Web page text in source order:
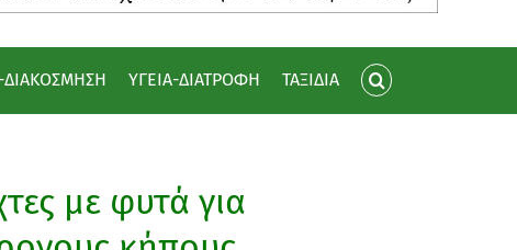
ΔΙΑΚΟΣΜΗΣΗ ΥΓΕΙΑ-ΔΙΑΤΡΟΦΗ ΤΑΞΙΔΙΑ
με φυτά για